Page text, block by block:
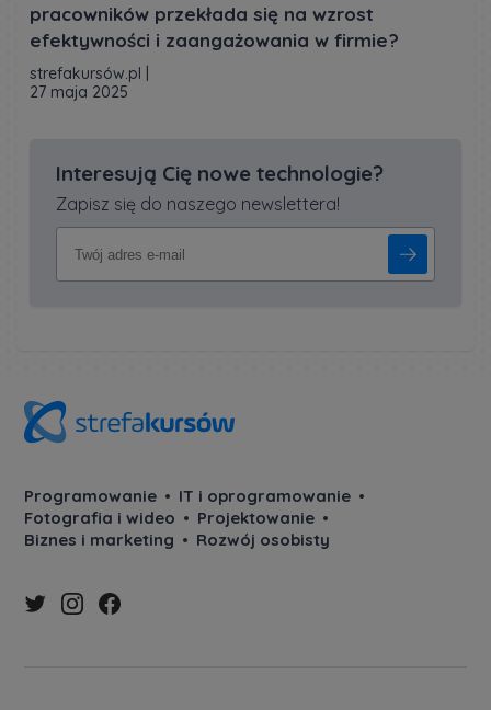
pracowników przekłada się na wzrost
efektywności i zaangażowania w firmie?
strefakursów.pl
27 maja 2025
Interesują Cię nowe technologie?
Zapisz się do naszego newslettera!
Programowanie
IT i oprogramowanie
Fotografia i wideo
Projektowanie
Biznes i marketing
Rozwój osobisty